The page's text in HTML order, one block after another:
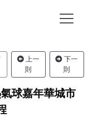
上一
則
下一
則
球嘉年華城市